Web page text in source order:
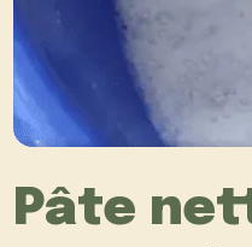
Pâte